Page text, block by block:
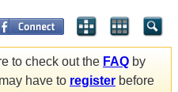
to check out the FAQ by
have to register before